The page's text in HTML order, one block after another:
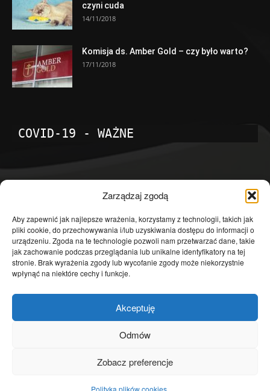
Zarządzaj zgodą
Aby zapewnić jak najlepsze wrażenia, korzystamy z technologii, takich jak
pliki cookie, do przechowywania i/lub uzyskiwania dostępu do informacji o
urządzeniu. Zgoda na te technologie pozwoli nam przetwarzać dane, takie
jak zachowanie podczas przeglądania lub unikalne identyfikatory na tej
stronie. Brak wyrażenia zgody lub wycofanie zgody może niekorzystnie
wpłynąć na niektóre cechy i funkcje.
Akceptuję
Odmów
Zobacz preferencje
Polityka plików cookies
czyni cuda
14/11/2018
Komisja ds. Amber Gold – czy było warto?
17/11/2018
COVID-19 - WAŻNE
Temat dnia
4601
Publicystyka
4363
Polityka
3639
Polska
Społeczeństwo
2823